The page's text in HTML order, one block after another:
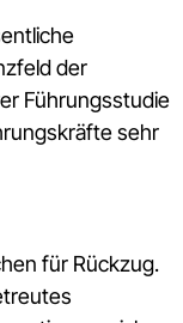
der
Führungsstudie
sehr
für Rückzug.